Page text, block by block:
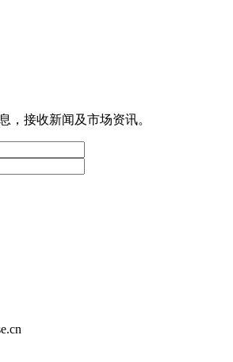
，接收新闻及市场资讯。